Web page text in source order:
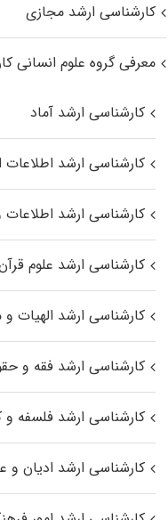
کارشناسی ارشد مجازی
معرفی گروه علوم انسانی
کارشناسی ارشد آماد
کارشناسی ارشد اطلاعات
کارشناسی ارشد
کارشناسی ارشد علوم
کارشناسی ارشد
کارشناسی ارشد فقه و
کارشناسی ارشد فلسفه و
کارشناسی ارشد ادیان و